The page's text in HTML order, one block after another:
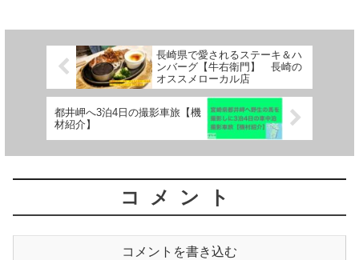
長崎県で愛されるステーキ＆ハ
ンバーグ【牛右衛門】 長崎の
オススメローカル店
都井岬へ3泊4日の撮影車旅【機
材紹介】
コメント
コメントを書き込む